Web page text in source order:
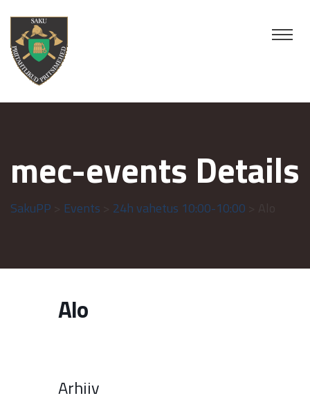
mec-events Details
SakuPP Events 24h vahetus 10:00-10:00
Alo
Arhiiv